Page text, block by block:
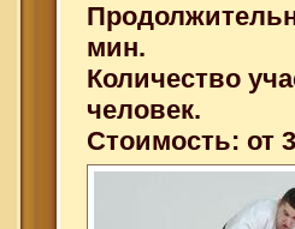
мин.
Количество
человек.
Стоимость: от